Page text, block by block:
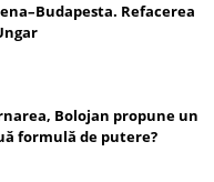
Refacerea
Bolojan propune un
formulă de putere?